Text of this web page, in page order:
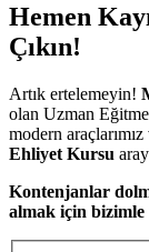
Hemen
Çıkın!
Artık ertelemeyin!
olan Uzman
modern araçlarımız
Ehliyet Kursu
Kontenjanlar
almak için bizimle